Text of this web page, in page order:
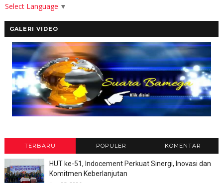
Select Language ▼
GALERI VIDEO
TERBARU POPULER KOMENTAR
HUT ke-51, Indocement Perkuat Sinergi, Inovasi dan
Komitmen Keberlanjutan